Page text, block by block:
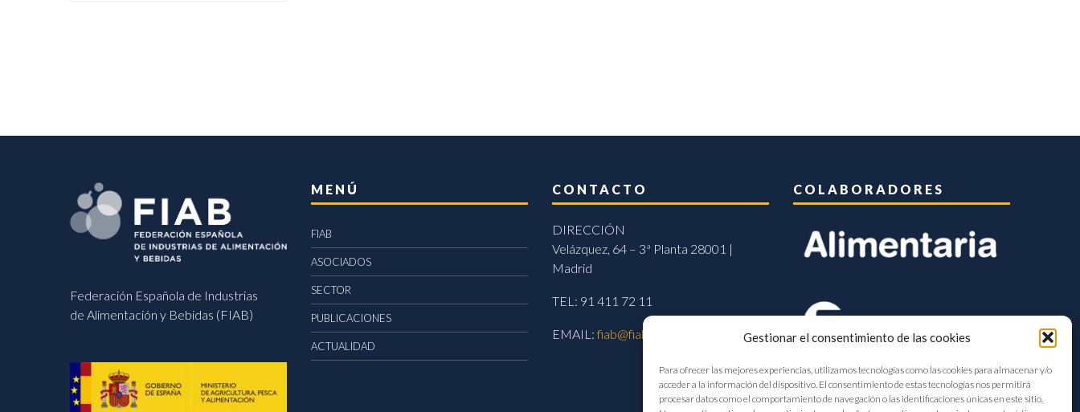
Gestionar el consentimiento de las cookies
Para ofrecer las mejores experiencias, utilizamos tecnologías como las cookies para almacenar y/o
acceder a la información del dispositivo. El consentimiento de estas tecnologías nos permitirá
procesar datos como el comportamiento de navegación o las identificaciones únicas en este sitio.
Federación Española de Industrias
de Alimentación y Bebidas (FIAB)
MENÚ
FIAB
ASOCIADOS
SECTOR
PUBLICACIONES
ACTUALIDAD
CONTACTO
DIRECCIÓN
Velázquez, 64 – 3ª Planta 28001 |
Madrid
TEL: 91 411 72 11
EMAIL:fiab@fiab.es
COLABORADORES